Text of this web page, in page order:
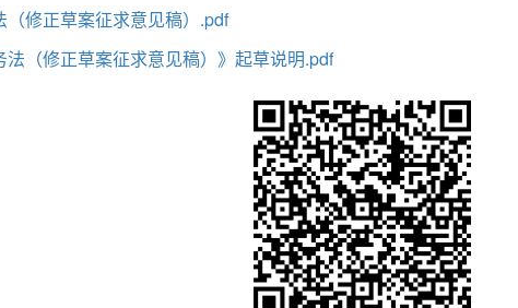
修正草案征求意见稿）.pdf
（修正草案征求意见稿）》起草说明.pdf